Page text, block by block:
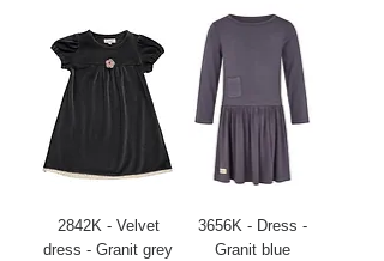
2842K - Velvet
dress - Granit grey
3656K - Dress -
Granit blue